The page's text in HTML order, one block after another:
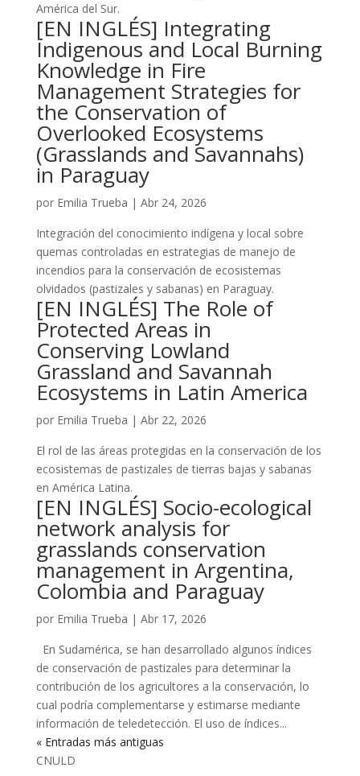
América del Sur.
[EN INGLÉS] Integrating
Indigenous and Local Burning
Knowledge in Fire
Management Strategies for
the Conservation of
Overlooked Ecosystems
(Grasslands and Savannahs)
in Paraguay
por Emilia Trueba | Abr 24, 2026
Integración del conocimiento indígena y local sobre
quemas controladas en estrategias de manejo de
incendios para la conservación de ecosistemas
olvidados (pastizales y sabanas) en Paraguay.
[EN INGLÉS] The Role of
Protected Areas in
Conserving Lowland
Grassland and Savannah
Ecosystems in Latin America
por Emilia Trueba | Abr 22, 2026
El rol de las áreas protegidas en la conservación de los
ecosistemas de pastizales de tierras bajas y sabanas
en América Latina.
[EN INGLÉS] Socio-ecological
network analysis for
grasslands conservation
management in Argentina,
Colombia and Paraguay
por Emilia Trueba | Abr 17, 2026
En Sudamérica, se han desarrollado algunos índices
de conservación de pastizales para determinar la
contribución de los agricultores a la conservación, lo
cual podría complementarse y estimarse mediante
información de teledetección. El uso de índices...
« Entradas más antiguas
CNULD